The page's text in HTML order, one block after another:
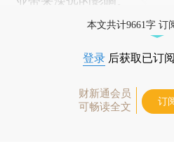
本文共计9661字 订
登录 后获取已订
财新通会员
可畅读全文
订